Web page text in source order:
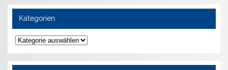
Kategorien
Kategorien